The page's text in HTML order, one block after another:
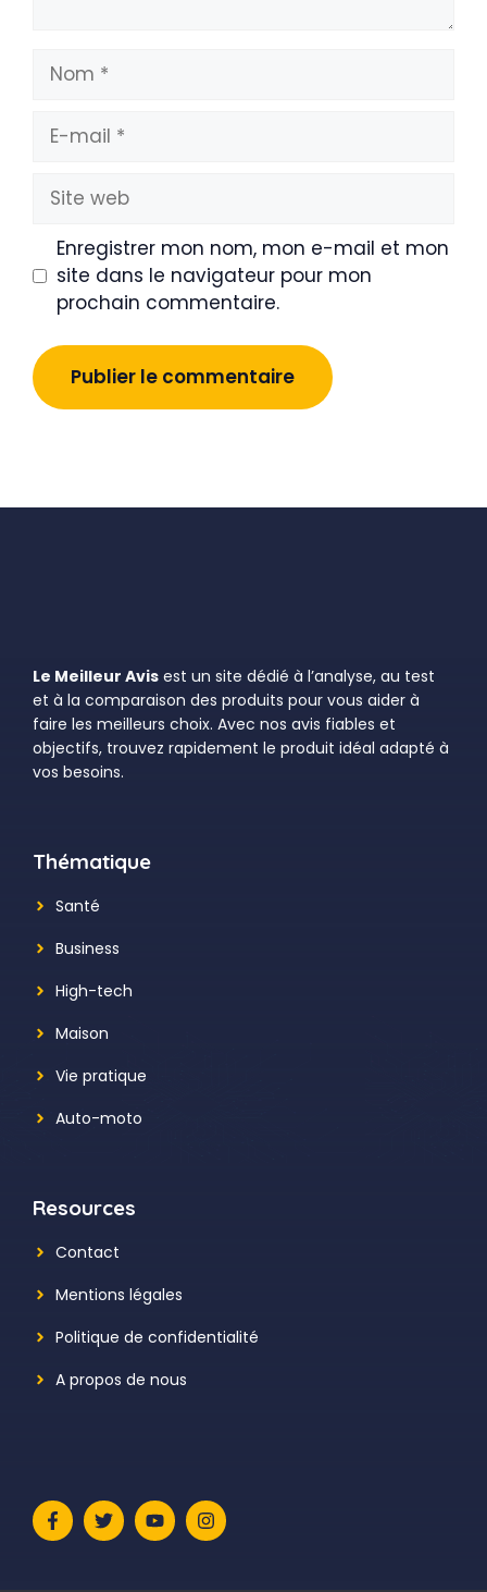
Nom
mail
Site
web
Enregistrer mon nom, mon e-mail et mon
site dans le navigateur pour mon
prochain commentaire.
Le Meilleur Avis est un site dédié à l’analyse, au test
et à la comparaison des produits pour vous aider à
faire les meilleurs choix. Avec nos avis fiables et
objectifs, trouvez rapidement le produit idéal adapté à
vos besoins.
Thématique
Santé
Business
High-tech
Maison
Vie pratique
Auto-moto
Resources
Contact
Mentions légales
Politique de confidentialité
A propos de nous